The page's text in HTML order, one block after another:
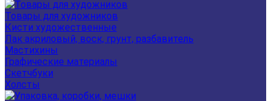
Товары для художников
Кисти художественные
Лак акриловый, воск, грунт, разбавитель
Мастихины
Графические материалы
Скетчбуки
Холсты